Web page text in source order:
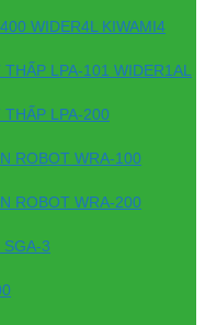
WIDER4L KIWAMI4
LPA-101 WIDER1AL
LPA-200
ROBOT WRA-100
ROBOT WRA-200
3